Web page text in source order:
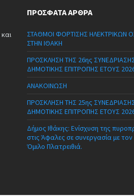
και
ΠΡΌΣΦΑΤΑ ΆΡΘΡΑ
ΣΤΑΘΜΟΙ ΦΟΡΤΙΣΗΣ ΗΛΕΚΤΡΙΚΩΝ
ΣΤΗΝ ΙΘΑΚΗ
ΠΡΟΣΚΛΗΣΗ ΤΗΣ 26ης
ΔΗΜΟΤΙΚΗΣ ΕΠΙΤΡΟΠΗΣ ΕΤΟΥΣ
ΑΝΑΚΟΙΝΩΣΗ
ΠΡΟΣΚΛΗΣΗ ΤΗΣ 25ης
ΔΗΜΟΤΙΚΗΣ ΕΠΙΤΡΟΠΗΣ ΕΤΟΥΣ
Δήμος Ιθάκης: Ενίσχυση της
στις Άφαλες σε συνεργασία με
Όμιλο Πλατρειθιά.